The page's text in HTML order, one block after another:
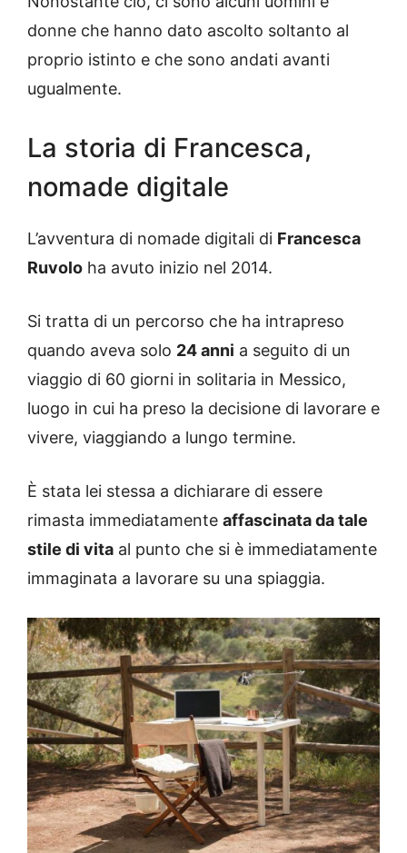
donne che hanno dato ascolto soltanto al
proprio istinto e che sono andati avanti
ugualmente.
La storia di Francesca,
nomade digitale
L’avventura di nomade digitali di Francesca
Ruvolo ha avuto inizio nel 2014.
Si tratta di un percorso che ha intrapreso
quando aveva solo 24 anni a seguito di un
viaggio di 60 giorni in solitaria in Messico,
luogo in cui ha preso la decisione di lavorare e
vivere, viaggiando a lungo termine.
È stata lei stessa a dichiarare di essere
rimasta immediatamente affascinata da tale
stile di vita al punto che si è immediatamente
immaginata a lavorare su una spiaggia.